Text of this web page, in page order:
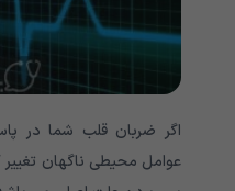
اگر ضربان قلب شما در
عوامل محیطی ناگهان تغییر